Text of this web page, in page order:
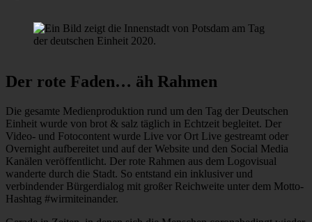
Der rote Faden… äh Rahmen
Die gesamte Medienproduktion rund um den Tag der Deutschen
Einheit wurde von brot & salz täglich in Echtzeit begleitet. Der
Video- und Fotocontent wurde Live vor Ort Live gestreamt oder
Overnight aufbereitet und auf der Website und den Social Media
Kanälen veröffentlicht. Der rote Rahmen aus dem Logovisual
wanderte durch die Stadt. So entstand ein inklusiver und
verbindender Bürgerdialog mit großer Reichweite unter dem Motto-
Hashtag #wirmiteinander.